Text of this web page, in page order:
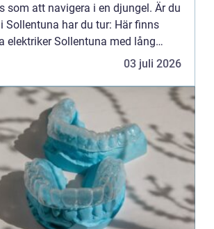
som att navigera i en djungel. Är du
Sollentuna har du tur: Här finns
elektriker Sollentuna med lång
bred expertis...
03 juli 2026